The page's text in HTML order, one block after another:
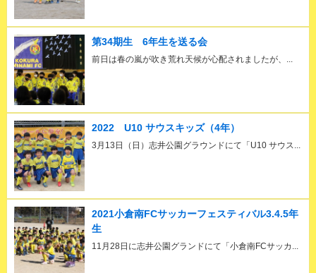
第34期生 6年生を送る会
前日は春の嵐が吹き荒れ天候が心配されましたが、...
2022 U10 サウスキッズ（4年）
3月13日（日）志井公園グラウンドにて「U10 サウス...
2021小倉南FCサッカーフェスティバル3.4.5年
生
11月28日に志井公園グランドにて「小倉南FCサッカ...